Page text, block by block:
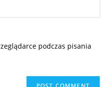
podczas pisania